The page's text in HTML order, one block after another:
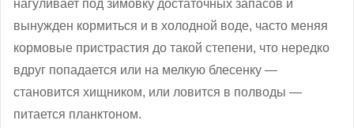
нагуливает под зимовку достаточных запасов и
вынужден кормиться и в холодной воде, часто меняя
кормовые пристрастия до такой степени, что нередко
вдруг попадается или на мелкую блесенку —
становится хищником, или ловится в полводы —
питается планктоном.